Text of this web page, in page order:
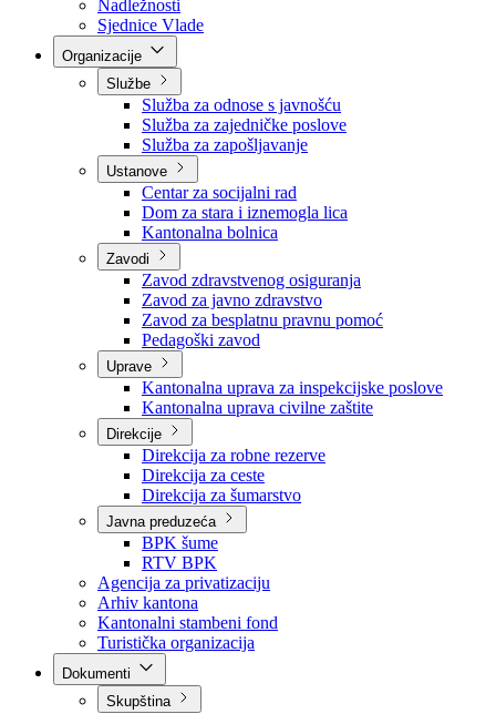
Ministarstvo za boračka pitanja
Ministarstvo za finansije
Ured Vlade i Premijera
Nadležnosti
Sjednice Vlade
Službe
Služba za odnose s javnošću
Služba za zajedničke poslove
Služba za zapošljavanje
Ustanove
Centar za socijalni rad
Dom za stara i iznemogla lica
Kantonalna bolnica
Zavodi
Zavod zdravstvenog osiguranja
Zavod za javno zdravstvo
Zavod za besplatnu pravnu pomoć
Pedagoški zavod
Uprave
Kantonalna uprava za inspekcijske poslove
Kantonalna uprava civilne zaštite
Direkcije
Direkcija za robne rezerve
Direkcija za ceste
Direkcija za šumarstvo
Javna preduzeća
BPK šume
RTV BPK
Agencija za privatizaciju
Arhiv kantona
Kantonalni stambeni fond
Turistička organizacija